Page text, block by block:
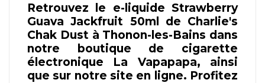
Retrouvez le e-liquide Strawberry
Guava Jackfruit 50ml de Charlie's
Chak Dust à Thonon-les-Bains dans
notre boutique de cigarette
électronique La Vapapapa, ainsi
que sur notre site en ligne. Profitez